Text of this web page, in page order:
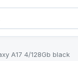
A17 4/128Gb black